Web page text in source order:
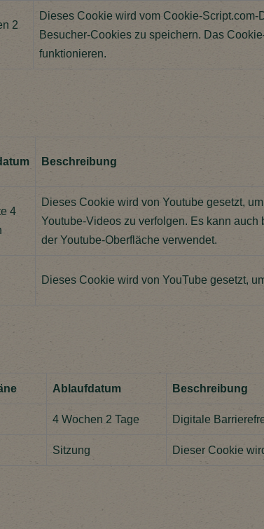
2
Dieses Cookie wird vom Cookie-
Besucher-Cookies zu speichern. Das
funktionieren.
Beschreibung
4
Dieses Cookie wird von Youtube gesetzt,
Youtube-Videos zu verfolgen. Es kann
der Youtube-Oberfläche verwendet.
Dieses Cookie wird von YouTube gesetzt,
Ablaufdatum Beschreibung
4 Wochen 2 Tage Digitale
Sitzung Dieser Cookie